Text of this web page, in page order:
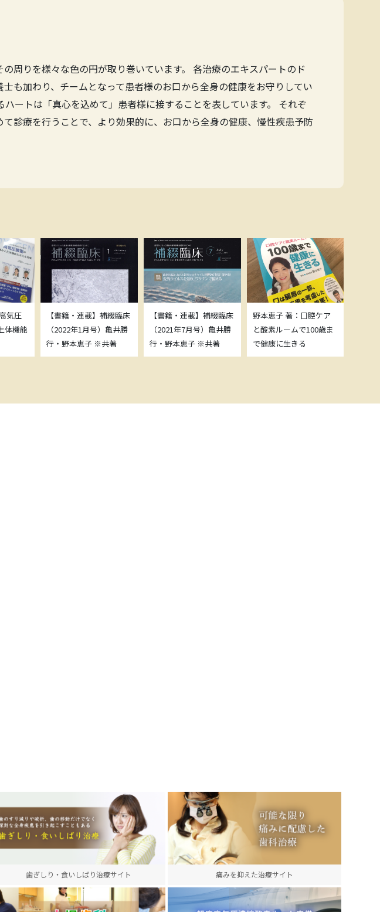
周りを様々な色の円が取り巻いています。 各治療のエキスパートのド
も加わり、チームとなって患者様のお口から全身の健康をお守りしてい
ートは「真心を込めて」患者様に接することを表しています。 それぞ
診療を行うことで、より効果的に、お口から全身の健康、慢性疾患予防
気圧
体機能
【書籍・連載】補綴臨床
（2022年1月号）亀井勝
行・野本恵子 ※共著
【書籍・連載】補綴臨床
（2021年7月号）亀井勝
行・野本恵子 ※共著
野本恵子 著：口腔ケア
と酸素ルームで100歳ま
で健康に生きる
歯ぎしり・食いしばり治療サイト 痛みを抑えた治療サイト